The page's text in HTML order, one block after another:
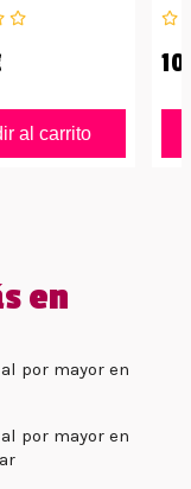
al carrito
en
por mayor en
por mayor en